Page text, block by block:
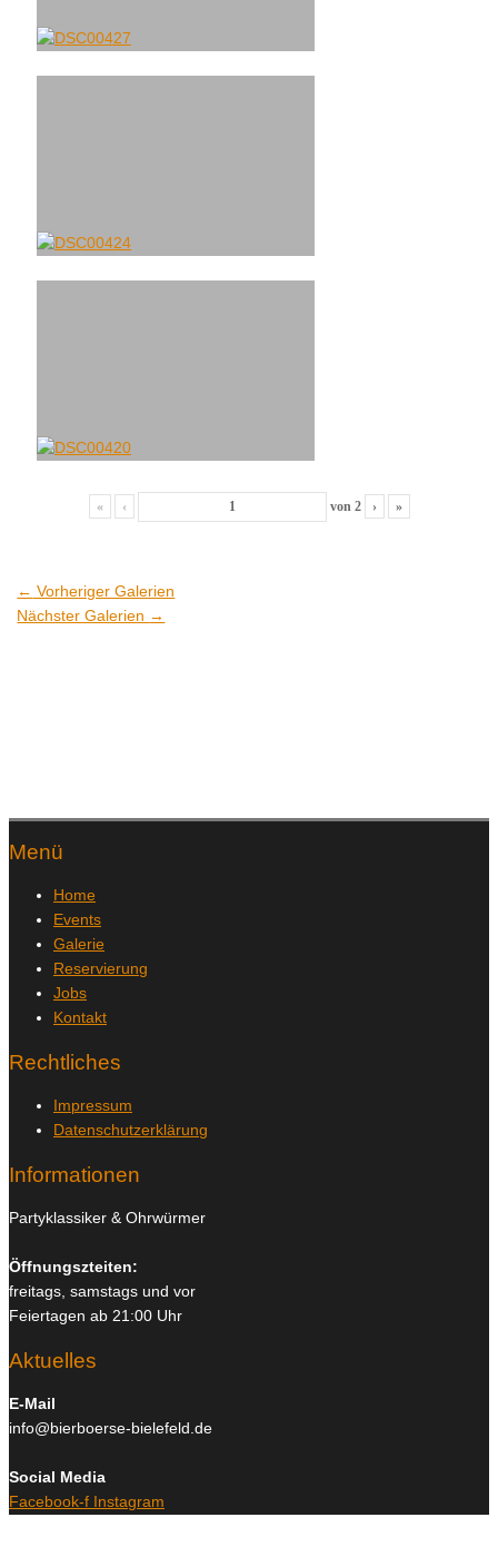
« ‹ von 2 › »
← Vorheriger Galerien
Nächster Galerien →
Menü
Home
Events
Galerie
Reservierung
Jobs
Kontakt
Rechtliches
Impressum
Datenschutzerklärung
Informationen
Partyklassiker & Ohrwürmer
Öffnungszteiten:
freitags, samstags und vor
Feiertagen ab 21:00 Uhr
Aktuelles
E-Mail
info@bierboerse-bielefeld.de
Social Media
Facebook-f Instagram